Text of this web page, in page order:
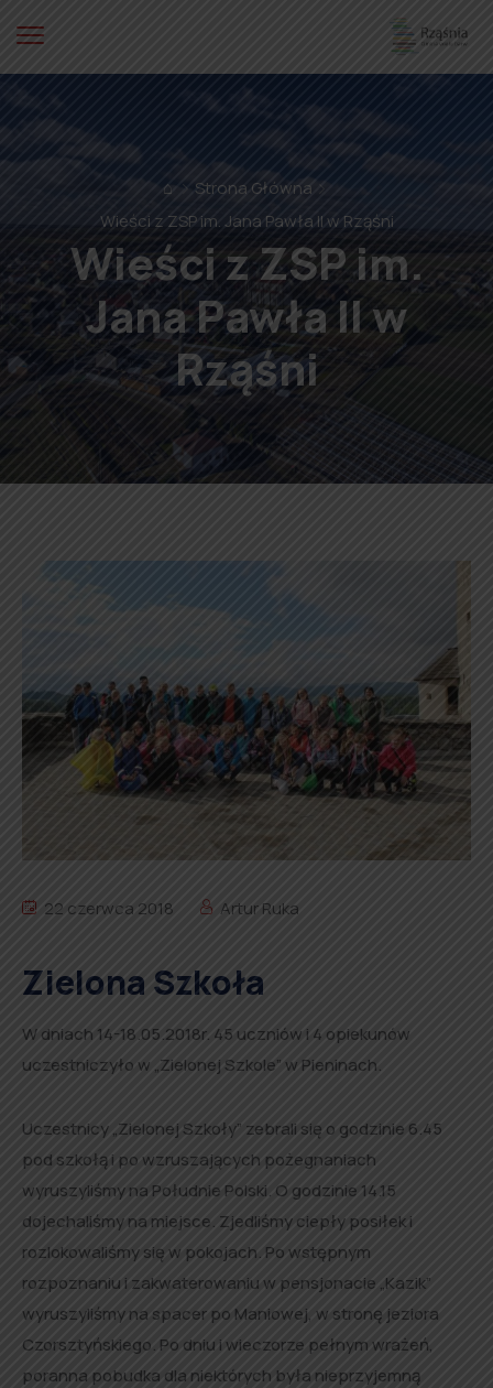
⌂
Strona Główna
Wieści z ZSP im. Jana Pawła II w Rząśni
Wieści z ZSP im.
Jana Pawła II w
Rząśni
22 czerwca 2018 Artur Ruka
Zielona Szkoła
W dniach 14-18.05.2018r. 45 uczniów i 4 opiekunów
uczestniczyło w „Zielonej Szkole” w Pieninach.
Uczestnicy „Zielonej Szkoły” zebrali się o godzinie 6.45
pod szkołą i po wzruszających pożegnaniach
wyruszyliśmy na Południe Polski. O godzinie 14.15
dojechaliśmy na miejsce. Zjedliśmy ciepły posiłek i
rozlokowaliśmy się w pokojach. Po wstępnym
rozpoznaniu i zakwaterowaniu w pensjonacie „Kazik”
wyruszyliśmy na spacer po Maniowej, w stronę jeziora
Czorsztyńskiego. Po dniu i wieczorze pełnym wrażeń,
poranna pobudka dla niektórych była nieprzyjemną